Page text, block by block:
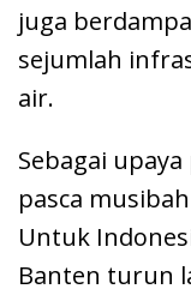
juga
sejumlah
air.
Sebagai
pasca
Untuk
Banten turun